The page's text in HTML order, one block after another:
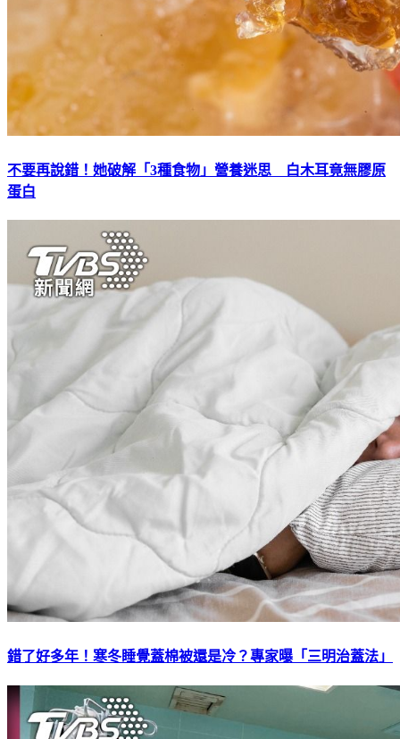
不要再說錯！她破解「3種食物」營養迷思 白木耳竟無膠原
蛋白
錯了好多年！寒冬睡覺蓋棉被還是冷？專家曝「三明治蓋法」